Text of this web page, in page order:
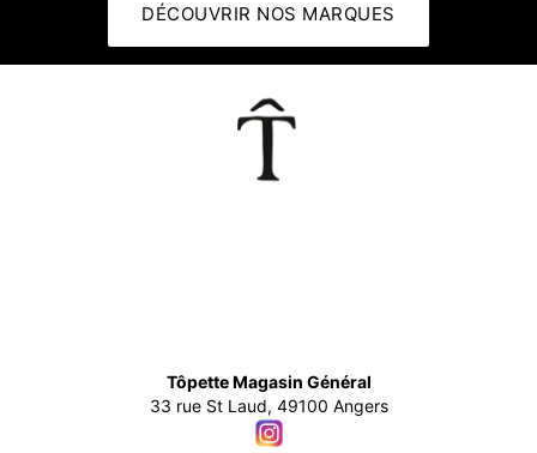
DÉCOUVRIR NOS MARQUES
Tôpette Magasin Général
33 rue St Laud, 49100 Angers